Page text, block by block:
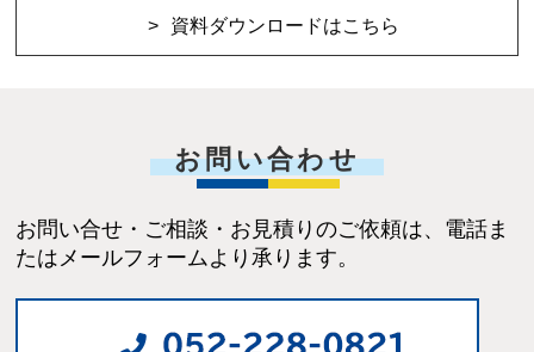
資料ダウンロードはこちら
お問い合わせ
お問い合せ・ご相談・お見積りのご依頼は、電話ま
たはメールフォームより承ります。